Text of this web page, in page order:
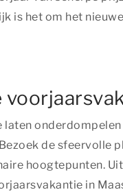
is het om het
de sfeervolle
hoogtepunten.
in